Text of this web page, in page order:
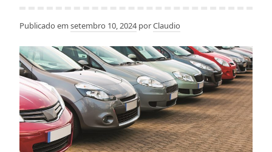
Publicado em setembro 10, 2024porClaudio